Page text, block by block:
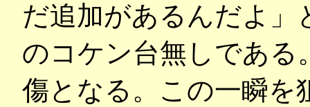
だ追加があるんだよ
のコケン台無しである
傷となる。この一瞬を